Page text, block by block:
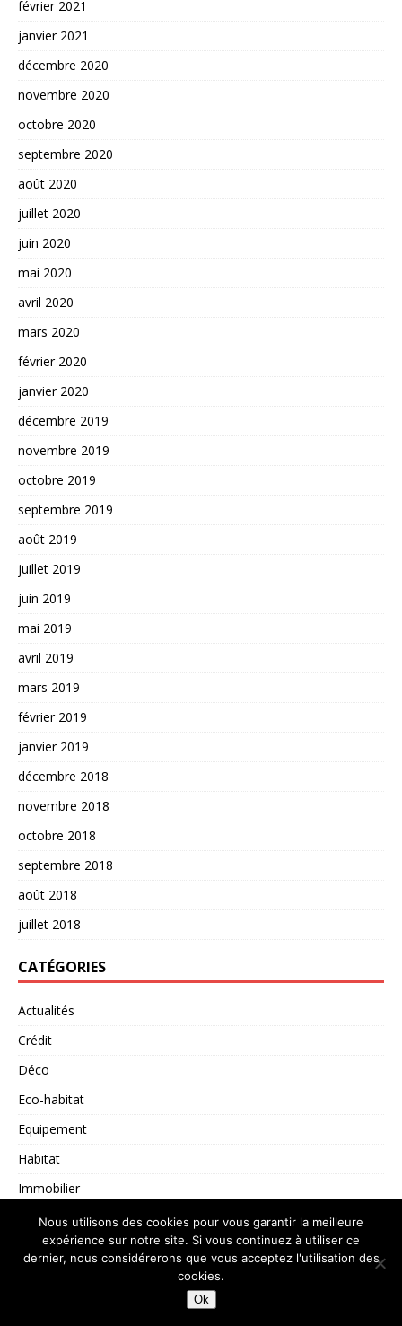
février 2021
janvier 2021
décembre 2020
novembre 2020
octobre 2020
septembre 2020
août 2020
juillet 2020
juin 2020
mai 2020
avril 2020
mars 2020
février 2020
janvier 2020
décembre 2019
novembre 2019
octobre 2019
septembre 2019
août 2019
juillet 2019
juin 2019
mai 2019
avril 2019
mars 2019
février 2019
janvier 2019
décembre 2018
novembre 2018
octobre 2018
septembre 2018
août 2018
juillet 2018
CATÉGORIES
Actualités
Crédit
Déco
Eco-habitat
Equipement
Habitat
Immobilier
Non classé
Copyright © 2026 | Thème WordPress par
Nous utilisons des cookies pour vous garantir la meilleure
expérience sur notre site. Si vous continuez à utiliser ce
dernier, nous considérerons que vous acceptez l'utilisation des
cookies.
Ok